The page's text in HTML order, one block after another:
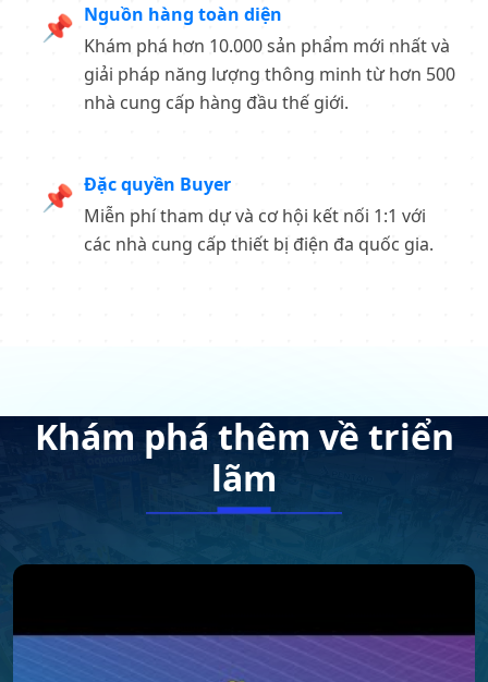
📌 Nguồn hàng toàn diện
Khám phá hơn 10.000 sản phẩm mới nhất và
giải pháp năng lượng thông minh từ hơn 500
nhà cung cấp hàng đầu thế giới.
📌 Đặc quyền Buyer
Miễn phí tham dự và cơ hội kết nối 1:1 với
các nhà cung cấp thiết bị điện đa quốc gia.
Khám phá thêm về triển
lãm